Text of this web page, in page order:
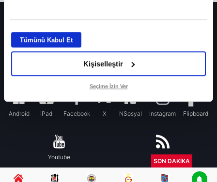
Tümünü Kabul Et
Kişiselleştir
Seçime İzin Ver
Fenerbahçe’de sürpriz ayrılık ihtimali! Devre arasında gelmişti
Fenerbahçe’nin yeni transferi Mason Greenwood için olay sözler!
Galatasaray’da rota yeniden Thiago Almada!
Android iPad Facebook X NSosyal Instagram Flipboard
Youtube RSS
SON DAKİKA